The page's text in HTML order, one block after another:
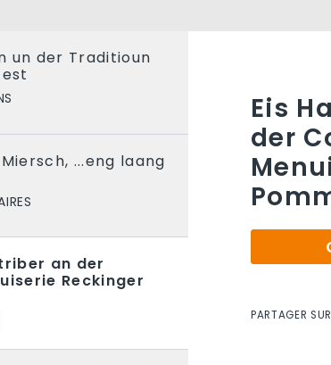
un der Traditioun
...eng laang
an der
Reckinger
Eis
der
PARTAGER SUR